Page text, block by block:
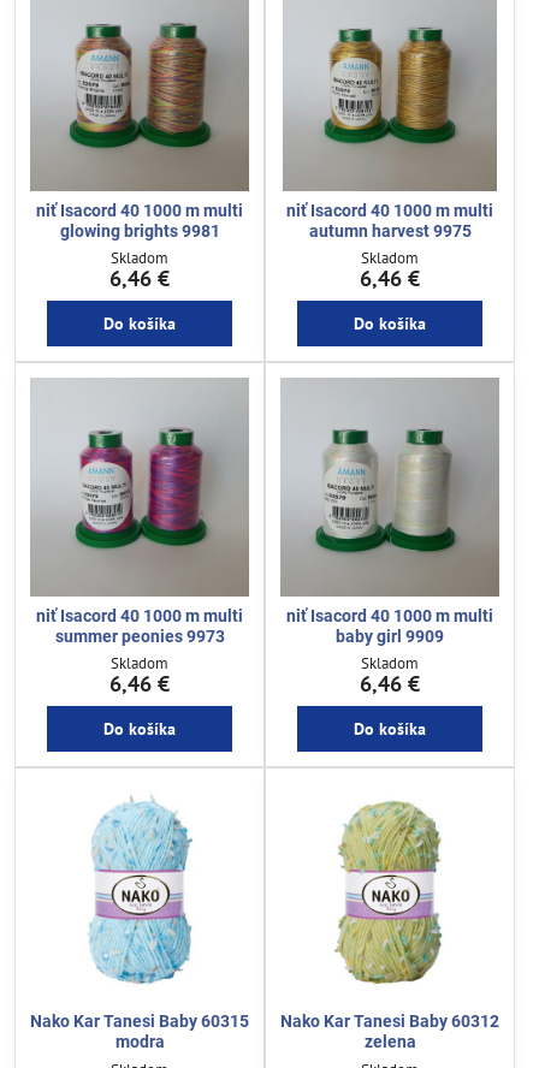
niť Isacord 40 1000 m multi
glowing brights 9981
Skladom
6,46 €
Do košíka
niť Isacord 40 1000 m multi
autumn harvest 9975
Skladom
6,46 €
Do košíka
niť Isacord 40 1000 m multi
summer peonies 9973
Skladom
6,46 €
Do košíka
niť Isacord 40 1000 m multi
baby girl 9909
Skladom
6,46 €
Do košíka
Nako Kar Tanesi Baby 60315
modra
Nako Kar Tanesi Baby 60312
zelena